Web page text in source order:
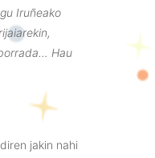
Iruñeako
Hau
jakin nahi